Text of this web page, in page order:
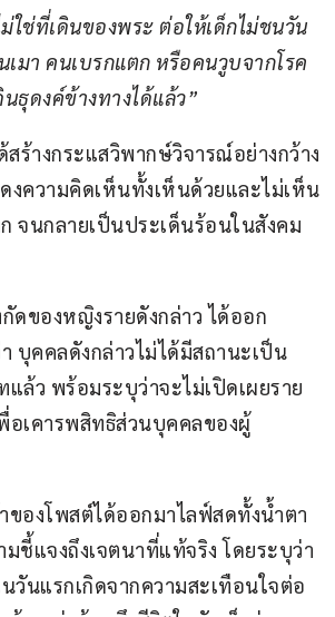
ใช่ที่เดินของพระ ต่อให้เด็กไม่ชนวัน
มา คนเบรกแตก หรือคนวูบจากโรค
ธุดงค์ข้างทางได้แล้ว”
สร้างกระแสวิพากษ์วิจารณ์อย่างกว้าง
งความคิดเห็นทั้งเห็นด้วยและไม่เห็น
จนกลายเป็นประเด็นร้อนในสังคม
ดของหญิงรายดังกล่าว ได้ออก
บุคคลดังกล่าวไม่ได้มีสถานะเป็น
ล้ว พร้อมระบุว่าจะไม่เปิดเผยราย
อเคารพสิทธิส่วนบุคคลของผู้
ของโพสต์ได้ออกมาไลฟ์สดทั้งน้ำตา
ชี้แจงถึงเจตนาที่แท้จริง โดยระบุว่า
วันแรกเกิดจากความสะเทือนใจต่อ